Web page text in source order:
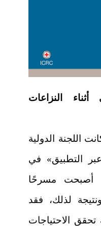
النزاعات
30 عامًا كانت اللجنة الدولية
التطبيق» في
أصبحت مسرحًا
لذلك، فقد
الاحتياجات